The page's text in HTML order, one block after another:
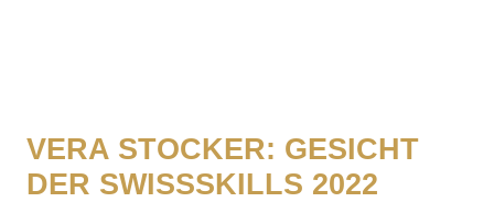
VERA STOCKER: GESICHT
DER SWISSSKILLS 2022